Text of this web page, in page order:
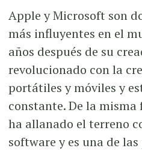
Apple y Microsoft son
más influyentes en el
años después de su
revolucionado con la
portátiles y móviles y
constante. De la
ha allanado el terreno
software y es una de